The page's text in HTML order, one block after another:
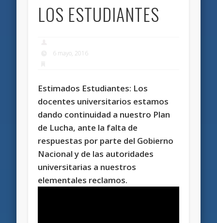
LOS ESTUDIANTES
6 mayo, 2016
Estimados Estudiantes: Los
docentes universitarios estamos
dando continuidad a nuestro Plan
de Lucha, ante la falta de
respuestas por parte del Gobierno
Nacional y de las autoridades
universitarias a nuestros
elementales reclamos.